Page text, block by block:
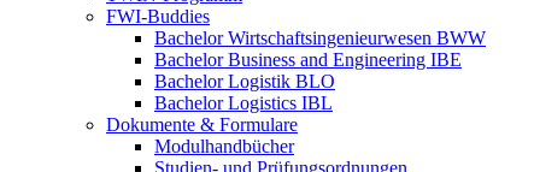
FWI-Buddies
Bachelor Wirtschaftsingenieurwesen BWW
Bachelor Business and Engineering IBE
Bachelor Logistik BLO
Bachelor Logistics IBL
Dokumente & Formulare
Modulhandbücher
Studien- und Prüfungsordnungen